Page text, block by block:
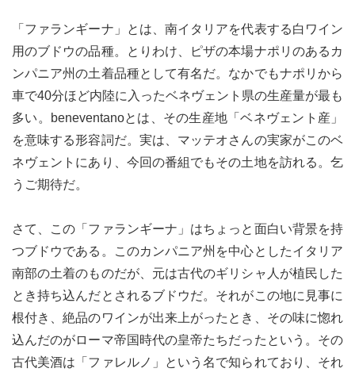
「ファランギーナ」とは、南イタリアを代表する白ワイン
用のブドウの品種。とりわけ、ピザの本場ナポリのあるカ
ンパニア州の土着品種として有名だ。なかでもナポリから
車で40分ほど内陸に入ったベネヴェント県の生産量が最も
多い。beneventanoとは、その生産地「ベネヴェント産」
を意味する形容詞だ。実は、マッテオさんの実家がこのベ
ネヴェントにあり、今回の番組でもその土地を訪れる。乞
うご期待だ。
さて、この「ファランギーナ」はちょっと面白い背景を持
つブドウである。このカンパニア州を中心としたイタリア
南部の土着のものだが、元は古代のギリシャ人が植民した
とき持ち込んだとされるブドウだ。それがこの地に見事に
根付き、絶品のワインが出来上がったとき、その味に惚れ
込んだのがローマ帝国時代の皇帝たちだったという。その
古代美酒は「ファレルノ」という名で知られており、それ